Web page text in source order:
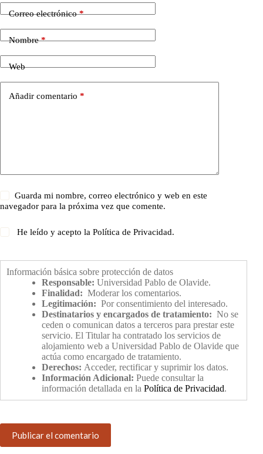
Correo electrónico*
Nombre*
Web
Añadir comentario *
Guarda mi nombre, correo electrónico y web en este
navegador para la próxima vez que comente.
He leído y acepto laPolítica de Privacidad.
Información básica sobre protección de datos
Responsable: Universidad Pablo de Olavide.
Finalidad: Moderar los comentarios.
Legitimación: Por consentimiento del interesado.
Destinatarios y encargados de tratamiento: No se
ceden o comunican datos a terceros para prestar este
servicio. El Titular ha contratado los servicios de
alojamiento web a Universidad Pablo de Olavide que
actúa como encargado de tratamiento.
Derechos: Acceder, rectificar y suprimir los datos.
Información Adicional: Puede consultar la
información detallada en la Política de Privacidad.
Publicar el comentario